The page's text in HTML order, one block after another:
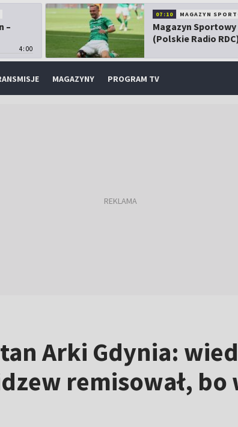
–
4:00
07:10 MAGAZYN
Magazyn Sportowy
(Polskie Radio
MAGAZYNY PROGRAM TV
Arki Gdynia:
remisował, bo